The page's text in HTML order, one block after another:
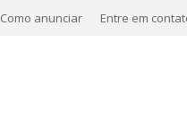
Como anunciar Entre em